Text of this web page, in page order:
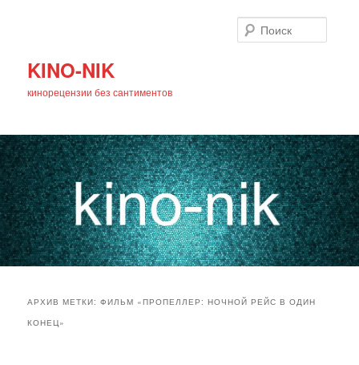
KINO-NIK
кинорецензии без сантиментов
к
к
АРХИВ МЕТКИ:ФИЛЬМ «ПРОПЕЛЛЕР: НОЧНОЙ РЕЙС В ОДИН
КОНЕЦ»